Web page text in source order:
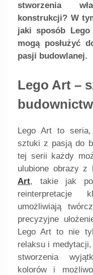
stworzenia
konstrukcji? W
jaki sposób
mogą posłużyć
pasji budowlanej.
Lego Art –
Lego Art to seria,
sztuki z pasją do
tej serii każdy
ulubione obrazy z
Art, takie jak
reinterpretacje
umożliwiają
precyzyjne
Lego Art to nie
relaksu i
stworzenia
kolorów i